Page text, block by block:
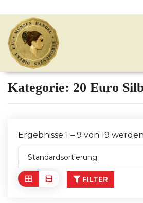
Kategorie: 20 Euro
Ergebnisse 1 – 9 von 19
Standardsortierung
FILTER